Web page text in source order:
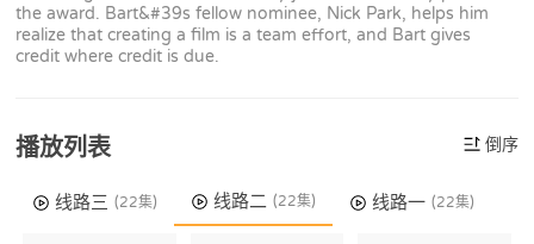
the award. Bart&#39s fellow nominee, Nick Park, helps him
realize that creating a film is a team effort, and Bart gives
credit where credit is due.
播放列表 倒序
线路三 (22集) 线路二 (22集) 线路一 (22集)